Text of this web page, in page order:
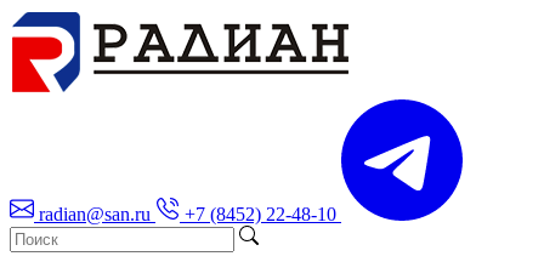
radian@san.ru +7 (8452) 22-48-10